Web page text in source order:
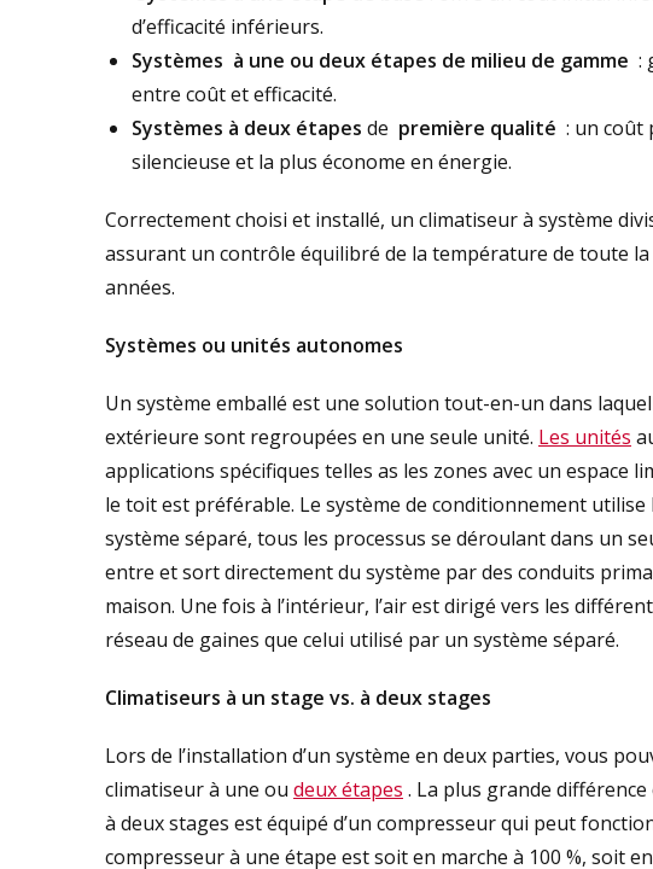
d’efficacité inférieurs.
Systèmes à une ou deux étapes de milieu de gamme :
entre coût et efficacité.
Systèmes à deux étapes de première qualité : un coût
silencieuse et la plus économe en énergie.
Correctement choisi et installé, un climatiseur à système
assurant un contrôle équilibré de la température de toute
années.
Systèmes ou unités autonomes
Un système emballé est une solution tout-en-un dans
extérieure sont regroupées en une seule unité. Les unités
applications spécifiques telles as les zones avec un espace
le toit est préférable. Le système de conditionnement utilise
système séparé, tous les processus se déroulant dans un
entre et sort directement du système par des conduits
maison. Une fois à l’intérieur, l’air est dirigé vers les
réseau de gaines que celui utilisé par un système séparé.
Climatiseurs à un stage vs. à deux stages
Lors de l’installation d’un système en deux parties, vous
climatiseur à une ou deux étapes . La plus grande
à deux stages est équipé d’un compresseur qui peut
compresseur à une étape est soit en marche à 100 %, soit